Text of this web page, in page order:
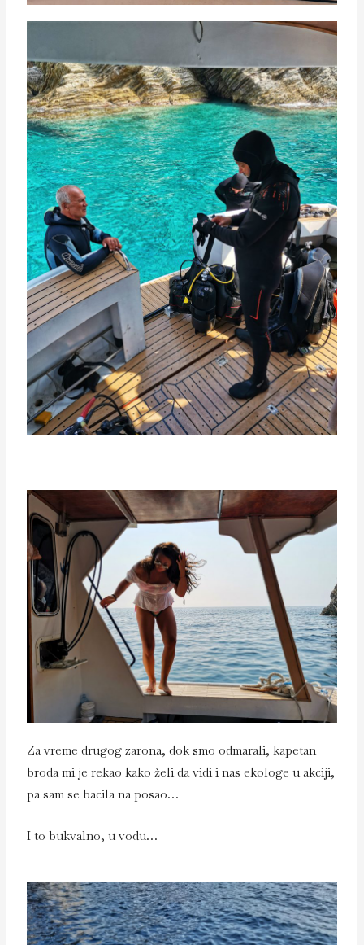
Za vreme drugog zarona, dok smo odmarali, kapetan
broda mi je rekao kako želi da vidi i nas ekologe u akciji,
pa sam se bacila na posao…
I to bukvalno, u vodu…